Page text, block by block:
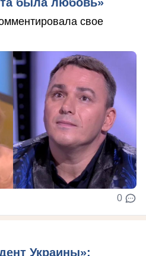
была любовь»
свое
0
Украины»: